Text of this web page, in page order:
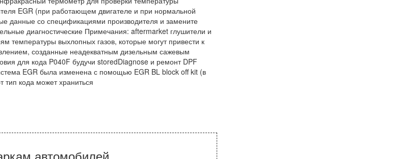
EGR (при работающем двигателе и при нормальной
данные со спецификациями производителя и замените
диагностические Примечания: aftermarket глушители и
температуры выхлопных газов, которые могут привести к
созданные неадекватным дизельным сажевым
для кода P040F будучи storedDiagnose и ремонт DPF
EGR была изменена с помощью EGR BL block off kit (в
кода может храниться